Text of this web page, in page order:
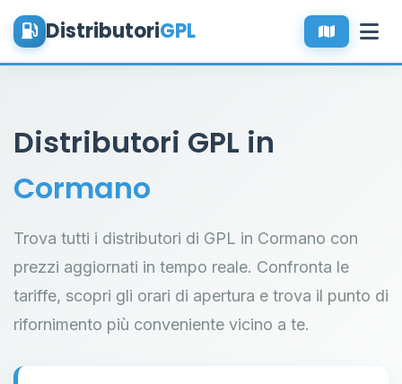
DistributoriGPL
Distributori GPL in
Cormano
Trova tutti i distributori di GPL in Cormano con
prezzi aggiornati in tempo reale. Confronta le
tariffe, scopri gli orari di apertura e trova il punto di
rifornimento più conveniente vicino a te.